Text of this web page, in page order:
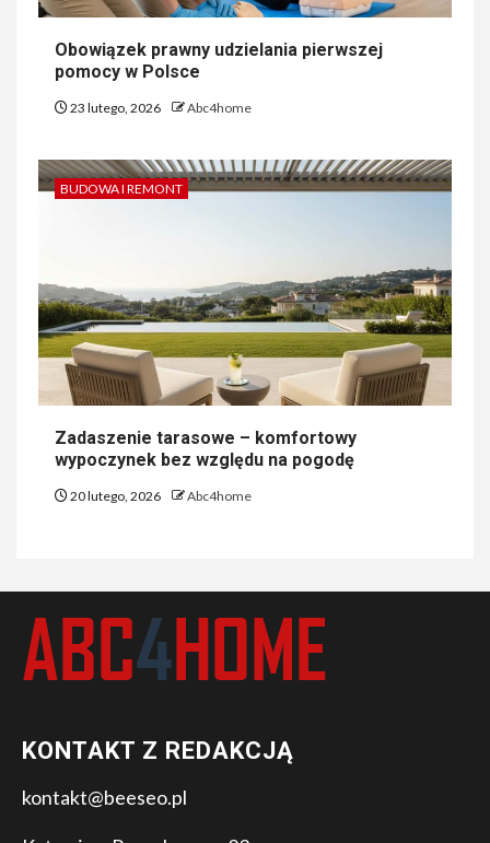
Obowiązek prawny udzielania pierwszej
pomocy w Polsce
23 lutego, 2026 Abc4home
BUDOWA I REMONT
Zadaszenie tarasowe – komfortowy
wypoczynek bez względu na pogodę
20 lutego, 2026 Abc4home
KONTAKT Z REDAKCJĄ
kontakt@beeseo.pl